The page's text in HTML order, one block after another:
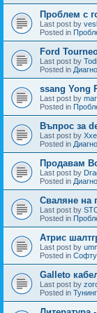
Проблем с
Last post by
Posted in
Ford
Last post by
Posted in
ssang Yong
Last post by
Posted in
Въпрос за
Last post by
Posted in
Продавам
Last post by
Posted in
Сваляне на
Last post by
Posted in
Атрис
Last post by
Posted in
Galleto
Last post by
Posted in Тунинг